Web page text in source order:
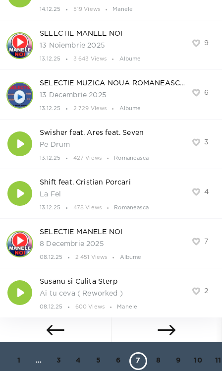
14.12.25 519 Views Manele
9
SELECTIE MANELE NOI
13 Noiembrie 2025
13.12.25 3 643 Views Albume
6
SELECTIE MUZICA NOUA ROMANEASCA
13 Decembrie 2025
13.12.25 2 729 Views Albume
3
Swisher feat. Ares feat. Seven
Pe Drum
13.12.25 427 Views Romaneasca
4
Shift feat. Cristian Porcari
La Fel
13.12.25 478 Views Romaneasca
7
SELECTIE MANELE NOI
8 Decembrie 2025
08.12.25 2 451 Views Albume
2
Susanu si Culita Sterp
Ai tu ceva ( Reworked )
08.12.25 600 Views Manele
1 ... 3 4 5 6 7 8 9 10 11